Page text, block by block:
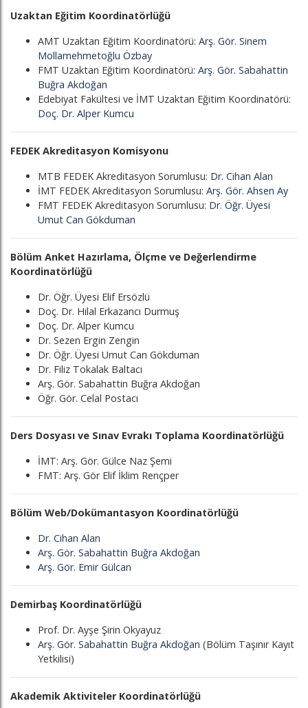
Uzaktan Eğitim Koordinatörlüğü
AMT Uzaktan Eğitim Koordinatörü: Arş. Gör. Sinem
Mollamehmetoğlu Özbay
FMT Uzaktan Eğitim Koordinatörü: Arş. Gör. Sabahattin
Buğra Akdoğan
Edebiyat Fakültesi ve İMT Uzaktan Eğitim Koordinatörü:
Doç. Dr. Alper Kumcu
FEDEK Akreditasyon Komisyonu
MTB FEDEK Akreditasyon Sorumlusu: Dr. Cihan Alan
İMT FEDEK Akreditasyon Sorumlusu: Arş. Gör. Ahsen Ay
FMT FEDEK Akreditasyon Sorumlusu: Dr. Öğr. Üyesi
Umut Can Gökduman
Bölüm Anket Hazırlama, Ölçme ve Değerlendirme
Koordinatörlüğü
Dr. Öğr. Üyesi Elif Ersözlü
Doç. Dr. Hilal Erkazancı Durmuş
Doç. Dr. Alper Kumcu
Dr. Sezen Ergin Zengin
Dr. Öğr. Üyesi Umut Can Gökduman
Dr. Filiz Tokalak Baltacı
Arş. Gör. Sabahattin Buğra Akdoğan
Öğr. Gör. Celal Postacı
Ders Dosyası ve Sınav Evrakı Toplama Koordinatörlüğü
İMT: Arş. Gör. Gülce Naz Şemi
FMT: Arş. Gör Elif İklim Rençper
Bölüm Web/Dokümantasyon Koordinatörlüğü
Dr. Cihan Alan
Arş. Gör. Sabahattin Buğra Akdoğan
Arş. Gör. Emir Gülcan
Demirbaş Koordinatörlüğü
Prof. Dr. Ayşe Şirin Okyayuz
Arş. Gör. Sabahattin Buğra Akdoğan (Bölüm Taşınır Kayıt
Yetkilisi)
Akademik Aktiviteler Koordinatörlüğü